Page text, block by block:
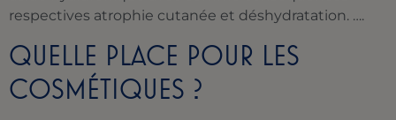
respectives atrophie cutanée et déshydratation. ….
QUELLE PLACE POUR LES
COSMÉTIQUES ?